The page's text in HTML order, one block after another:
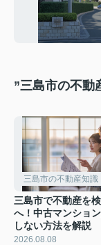
”三島市の不動
三島市の不動産知識
三島市で不動産を
へ！中古マンショ
しない方法を解説
2026.08.08